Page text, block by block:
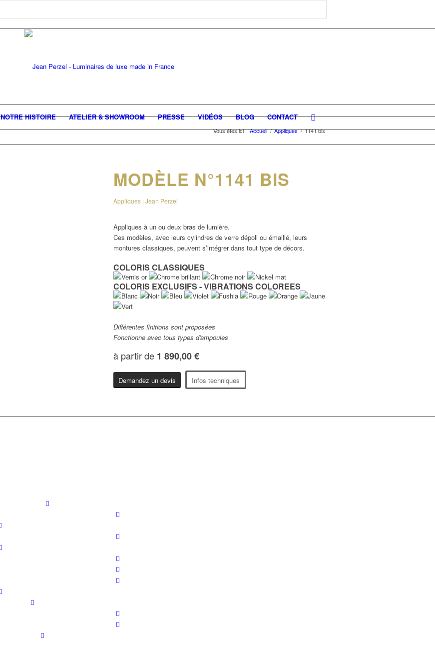
NOTRE HISTOIRE ATELIER & SHOWROOM PRESSE VIDÉOS BLOG CONTACT
Vous êtes ici : Accueil / Appliques / 1141 bis
MODÈLE N°1141 BIS
Appliques | Jean Perzel
Appliques à un ou deux bras de lumière.
Ces modèles, avec leurs cylindres de verre dépoli ou émaillé, leurs
montures classiques, peuvent s’intégrer dans tout type de décors.
COLORIS CLASSIQUES
COLORIS EXCLUSIFS - VIBRATIONS COLOREES
Différentes finitions sont proposées
Fonctionne avec tous types d'ampoules
à partir de 1 890,00 €
Demandez un devis Infos techniques